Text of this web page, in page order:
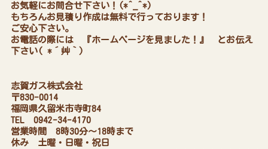
お気軽にお問合せ下さい！(*^_^*)
もちろんお見積り作成は無料で行っております！
ご安心下さい。
お電話の際には 『ホームページを見ました！』 とお伝え
下さい( *´艸｀)
志賀ガス株式会社
〒830-0014
福岡県久留米市寺町84
TEL 0942-34-4170
営業時間 8時30分～18時まで
休み 土曜・日曜・祝日